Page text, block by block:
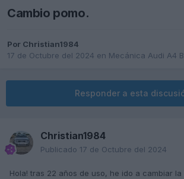
Cambio pomo.
Por Christian1984
17 de Octubre del 2024 en Mecánica Audi A4
Responder a esta
Christian1984
Publicado 17 de Octubre del 2024
Hola! tras 22 años de uso, he ido a cambiar